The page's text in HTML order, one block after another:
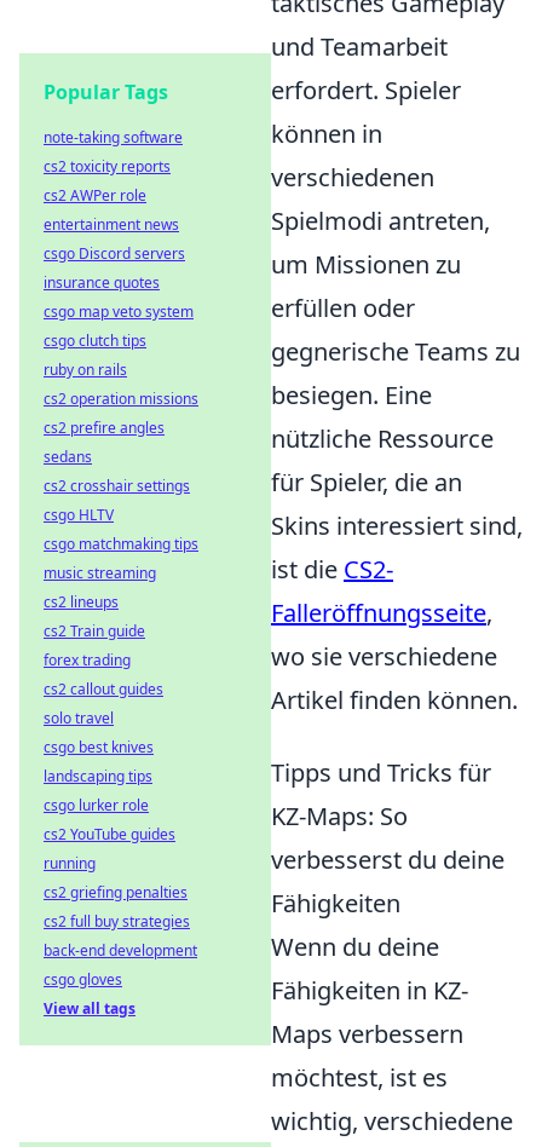
und Teamarbeit
erfordert. Spieler
können in
verschiedenen
Spielmodi antreten,
um Missionen zu
erfüllen oder
gegnerische Teams zu
besiegen. Eine
nützliche Ressource
für Spieler, die an
Skins interessiert sind,
ist die CS2-
Falleröffnungsseite,
wo sie verschiedene
Artikel finden können.
Tipps und Tricks für
KZ-Maps: So
verbesserst du deine
Fähigkeiten
Wenn du deine
Fähigkeiten in KZ-
Maps verbessern
möchtest, ist es
wichtig, verschiedene
Popular Tags
note-taking software
cs2 toxicity reports
cs2 AWPer role
entertainment news
csgo Discord servers
insurance quotes
csgo map veto system
csgo clutch tips
ruby on rails
cs2 operation missions
cs2 prefire angles
sedans
cs2 crosshair settings
csgo HLTV
csgo matchmaking tips
music streaming
cs2 lineups
cs2 Train guide
forex trading
cs2 callout guides
solo travel
csgo best knives
landscaping tips
csgo lurker role
cs2 YouTube guides
running
cs2 griefing penalties
cs2 full buy strategies
back-end development
csgo gloves
View all tags